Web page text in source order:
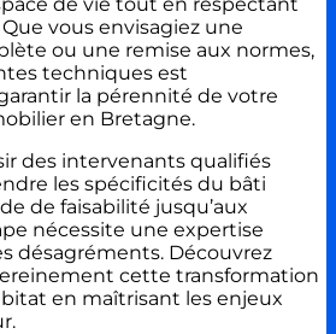
vous envisagiez une
ou une remise aux normes,
techniques est
la pérennité de votre
en Bretagne.
des intervenants qualifiés
les spécificités du bâti
de faisabilité jusqu’aux
nécessite une expertise
désagréments. Découvrez
cette transformation
en maîtrisant les enjeux